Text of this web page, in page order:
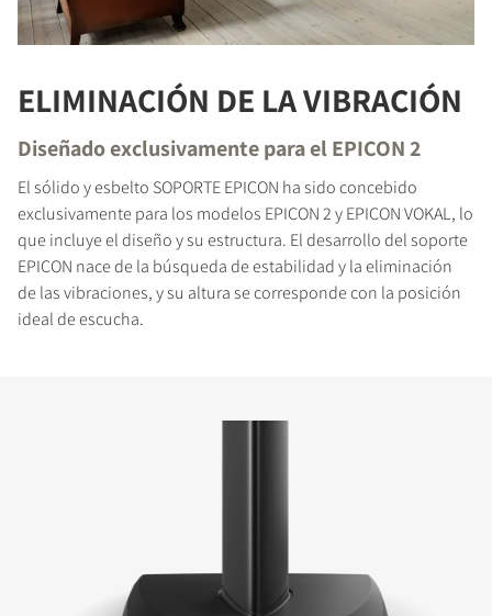
ELIMINACIÓN DE LA VIBRACIÓN
Diseñado exclusivamente para el EPICON 2
El sólido y esbelto SOPORTE EPICON ha sido concebido
exclusivamente para los modelos EPICON 2 y EPICON VOKAL, lo
que incluye el diseño y su estructura. El desarrollo del soporte
EPICON nace de la búsqueda de estabilidad y la eliminación
de las vibraciones, y su altura se corresponde con la posición
ideal de escucha.